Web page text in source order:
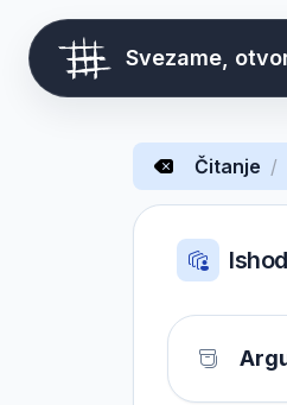
Svezame,
Čitanje /